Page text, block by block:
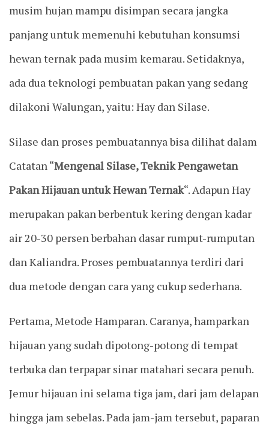
musim hujan mampu disimpan secara jangka
panjang untuk memenuhi kebutuhan konsumsi
hewan ternak pada musim kemarau. Setidaknya,
ada dua teknologi pembuatan pakan yang sedang
dilakoni Walungan, yaitu: Hay dan Silase.
Silase dan proses pembuatannya bisa dilihat dalam
Catatan “Mengenal Silase, Teknik Pengawetan
Pakan Hijauan untuk Hewan Ternak“. Adapun Hay
merupakan pakan berbentuk kering dengan kadar
air 20-30 persen berbahan dasar rumput-rumputan
dan Kaliandra. Proses pembuatannya terdiri dari
dua metode dengan cara yang cukup sederhana.
Pertama, Metode Hamparan. Caranya, hamparkan
hijauan yang sudah dipotong-potong di tempat
terbuka dan terpapar sinar matahari secara penuh.
Jemur hijauan ini selama tiga jam, dari jam delapan
hingga jam sebelas. Pada jam-jam tersebut, paparan